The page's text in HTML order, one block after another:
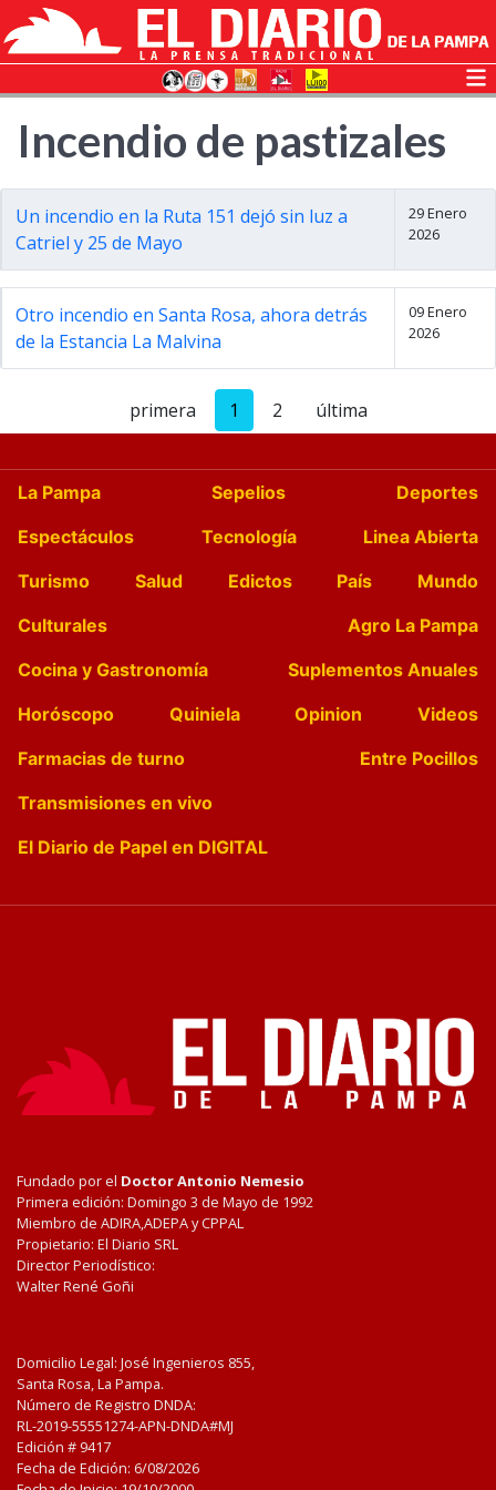
Incendio de pastizales
Un incendio en la Ruta 151 dejó sin luz a
Catriel y 25 de Mayo
29 Enero
2026
Otro incendio en Santa Rosa, ahora detrás
de la Estancia La Malvina
09 Enero
2026
primera 1 2 última
La Pampa Sepelios
Deportes
Espectáculos
Tecnología
Linea Abierta
Turismo
Salud Edictos País
Mundo
Culturales
Agro La Pampa
Cocina y Gastronomía
Suplementos Anuales
Horóscopo
Quiniela Opinion
Videos
Farmacias de turno
Entre Pocillos
Transmisiones en vivo
El Diario de Papel en DIGITAL
Fundado por el Doctor Antonio Nemesio
Primera edición: Domingo 3 de Mayo de 1992
Miembro de ADIRA,ADEPA y CPPAL
Propietario: El Diario SRL
Director Periodístico:
Walter René Goñi
Domicilio Legal: José Ingenieros 855,
Santa Rosa, La Pampa.
Número de Registro DNDA:
RL-2019-55551274-APN-DNDA#MJ
Edición # 9417
Fecha de Edición: 6/08/2026